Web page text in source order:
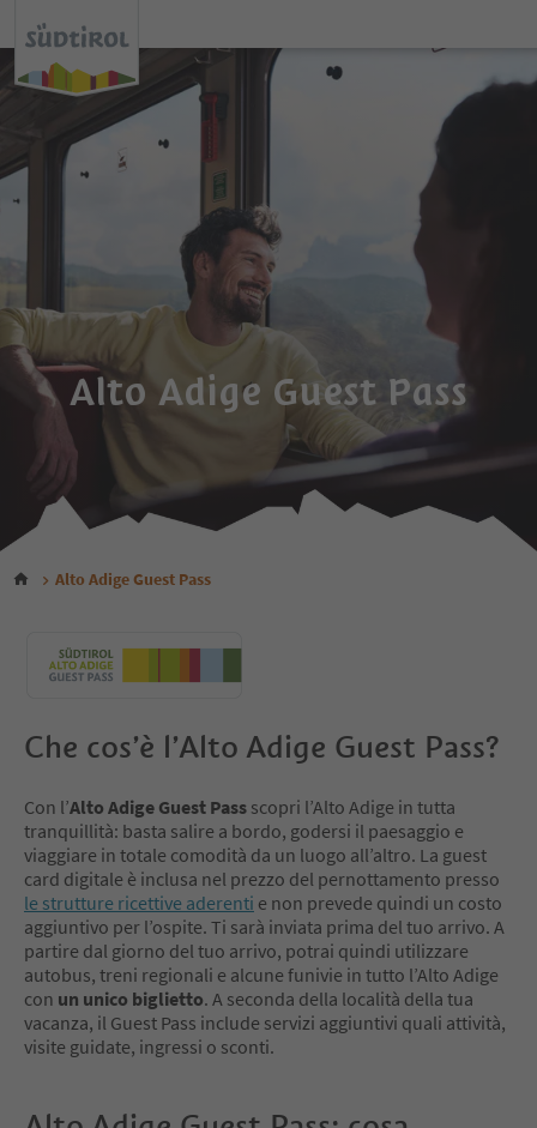
Alto Adige Guest Pass
Alto Adige Guest Pass
Che cos’è l’Alto Adige Guest Pass?
Con l’Alto Adige Guest Pass scopri l’Alto Adige in tutta
tranquillità: basta salire a bordo, godersi il paesaggio e
viaggiare in totale comodità da un luogo all’altro. La guest
card digitale è inclusa nel prezzo del pernottamento presso
le strutture ricettive aderenti e non prevede quindi un costo
aggiuntivo per l’ospite. Ti sarà inviata prima del tuo arrivo. A
partire dal giorno del tuo arrivo, potrai quindi utilizzare
autobus, treni regionali e alcune funivie in tutto l’Alto Adige
con un unico biglietto. A seconda della località della tua
vacanza, il Guest Pass include servizi aggiuntivi quali attività,
visite guidate, ingressi o sconti.